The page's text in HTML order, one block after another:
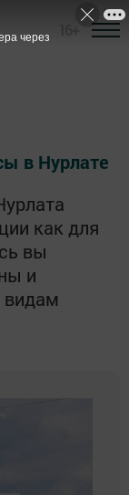
в Нурлате
как для
вы
и
видам
через